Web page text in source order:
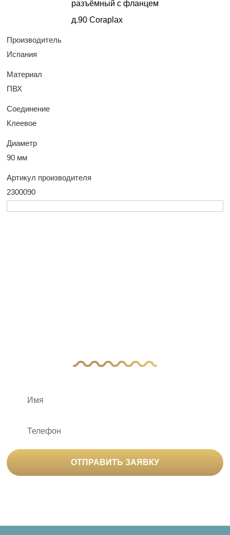
Производитель
Испания
Материал
ПВХ
Соединение
Клеевое
Диаметр
90 мм
Артикул производителя
2300090
ОТПРАВИТЬ ЗАЯВКУ